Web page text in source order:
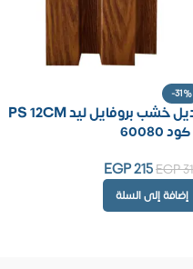
-31%
بديل خشب بروفايل ليد PS 12CM
60080
EGP
EGP215
إضافة إلى السلة